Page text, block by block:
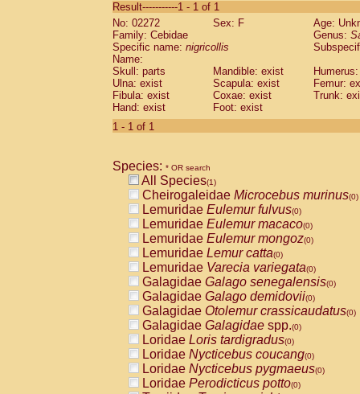
CebidaeSaguinus labiatus(0)
Cebidae Saguinus leucopus (0)
Cebidae
CebidaeSaguinus mystax
Cebidae Saguinus nigricollis (1)
Cebidae Saguinus oedipus
Cebidae Saguinus weddelli
Cebidae Saguinusspp.
Cebidae
CebidaeCebus capucinus
CebidaeCebus nigrivittatus
CebidaeCebus spp.(0)
CebidaeSaimiri boliviensis(0)
CebidaeSaimiri sciureus(0)
AtelidaeAlouatta caraya(0)
AtelidaeAlouatta fusca(0)
AtelidaeAlouatta seniculus(0)
AtelidaeAlouattaspp.(0)
AtelidaeAteles belzebuth(0)
AtelidaeAteles geoffroyi(0)
AtelidaeAteles paniscus(0)
AtelidaeAtelesspp.(0)
AtelidaeLagothrix lagothricha(0)
AtelidaeLagothrix lagothricha cana
PitheciidaeCacajao calvus
Result-----------1 - 1 of 1
No: 02272
Sex: F
Age:
Family: Cebidae
Genus:
Specific name: nigricollis
Name:
Skull: parts
Mandible: exist
Ulna: exist
Scapula: exist
Femur:
Fibula: exist
Coxae: exist
Trunk:
Hand: exist
Foot: exist
1 - 1 of 1
Species: * OR search
All Species(1)
Cheirogaleidae Microcebus murinus(0)
Lemuridae Eulemur fulvus(0)
Lemuridae Eulemur macaco(0)
Lemuridae Eulemur mongoz(0)
Lemuridae Lemur catta(0)
Lemuridae Varecia variegata(0)
Galagidae Galago senegalensis(0)
Galagidae Galago demidovii(0)
Galagidae Otolemur crassicaudatus(0)
Galagidae Galagidae spp.(0)
Loridae Loris tardigradus(0)
Loridae Nycticebus coucang(0)
Loridae Nycticebus pygmaeus(0)
Loridae Perodicticus potto(0)